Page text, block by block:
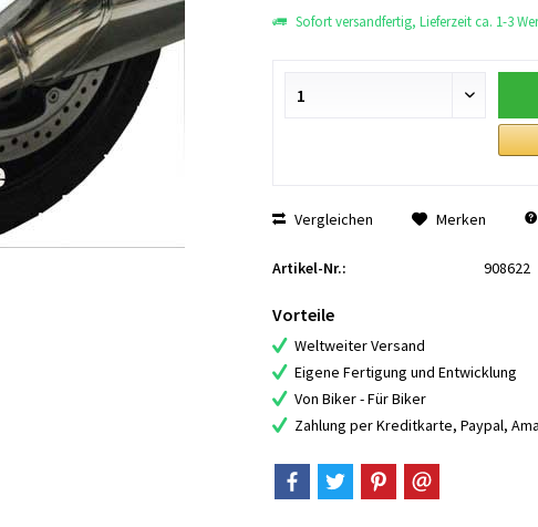
Sofort versandfertig, Lieferzeit ca. 1-3
Vergleichen Merken
Artikel-Nr.: 908622
Vorteile
Weltweiter Versand
Eigene Fertigung und Entwicklung
Von Biker - Für Biker
Zahlung per Kreditkarte, Paypal,